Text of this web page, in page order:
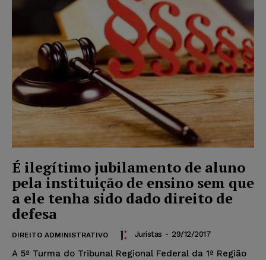
É ilegítimo jubilamento de aluno
pela instituição de ensino sem que
a ele tenha sido dado direito de
defesa
DIREITO ADMINISTRATIVO Juristas - 29/12/2017
A 5ª Turma do Tribunal Regional Federal da 1ª Região